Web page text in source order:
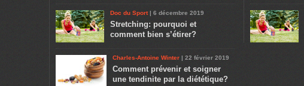
Doc du Sport| 6 décembre 2019
Stretching: pourquoi et
comment bien s’étirer?
Charles-Antoine Winter | 22 février 2019
Comment prévenir et soigner
une tendinite par la diététique?